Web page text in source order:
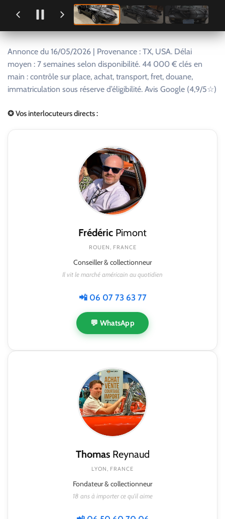
Annonce du 16/05/2026 | Provenance : TX, USA. Délai
moyen : 7 semaines selon disponibilité. 44 000 € clés en
main : contrôle sur place, achat, transport, fret, douane,
immatriculation sous réserve d’éligibilité. Avis Google (4,9/5☆)
✪ Vos interlocuteurs directs :
Frédéric Pimont
ROUEN, FRANCE
Conseiller & collectionneur
Il vit le marché américain au quotidien
📲 06 07 73 63 77
💬 WhatsApp
ThomasReynaud
LYON, FRANCE
Fondateur & collectionneur
18 ans à importer ce qu'il aime